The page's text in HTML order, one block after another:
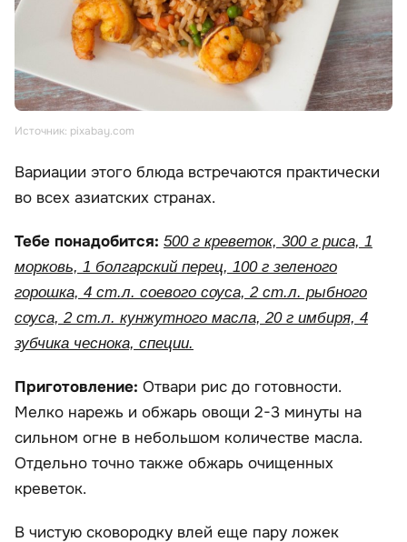
Источник: pixabay.com
Вариации этого блюда встречаются практически
во всех азиатских странах.
Тебе понадобится: 500 г креветок, 300 г риса, 1
морковь, 1 болгарский перец, 100 г зеленого
горошка, 4 ст.л. соевого соуса, 2 ст.л. рыбного
соуса, 2 ст.л. кунжутного масла, 20 г имбиря, 4
зубчика чеснока, специи.
Приготовление: Отвари рис до готовности.
Мелко нарежь и обжарь овощи 2-3 минуты на
сильном огне в небольшом количестве масла.
Отдельно точно также обжарь очищенных
креветок.
В чистую сковородку влей еще пару ложек